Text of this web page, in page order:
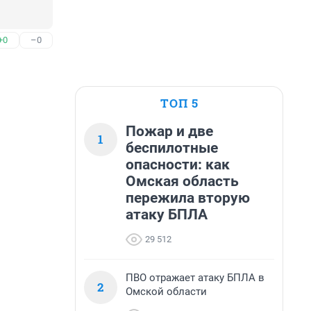
–0
ТОП 5
1
Пожар и две
беспилотные
опасности: как
Омская область
пережила вторую
атаку БПЛА
29 512
2
ПВО отражает атаку БПЛА в
Омской области